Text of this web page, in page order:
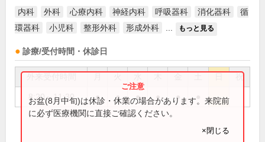
内科 外科 心療内科 神経内科 呼吸器科 消化器科
循
環器科
小児科 整形外科 形成外科 もっと見る
診療/受付時間・休診日
祝
8:20～11:30 ● ● ● ● ●
お盆(8月中旬)は休診・休業の場合があります。来院前
に必ず医療機関に直接ご確認ください。
×閉じる